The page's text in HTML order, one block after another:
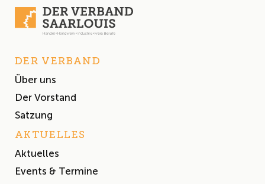
DER VERBAND
Über uns
Der Vorstand
Satzung
AKTUELLES
Aktuelles
Events & Termine